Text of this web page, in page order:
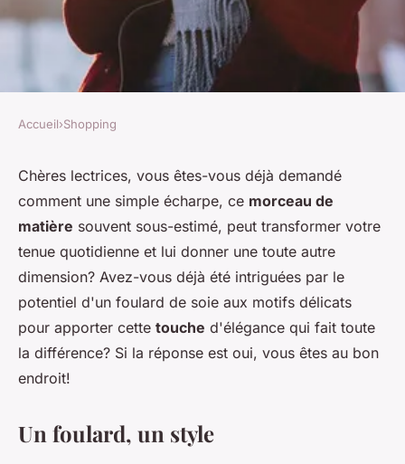
SHOPPING
Comment intégrer des
écharpes brodées à une tenue
quotidienne avec subtilité?
Logan•21 mai 2024•6 min de lecture
Accueil›Shopping
Chères lectrices, vous êtes-vous déjà demandé
comment une simple écharpe, ce morceau de
matière souvent sous-estimé, peut transformer votre
tenue quotidienne et lui donner une toute autre
dimension? Avez-vous déjà été intriguées par le
potentiel d'un foulard de soie aux motifs délicats
pour apporter cette touche d'élégance qui fait toute
la différence? Si la réponse est oui, vous êtes au bon
endroit!
Un foulard, un style